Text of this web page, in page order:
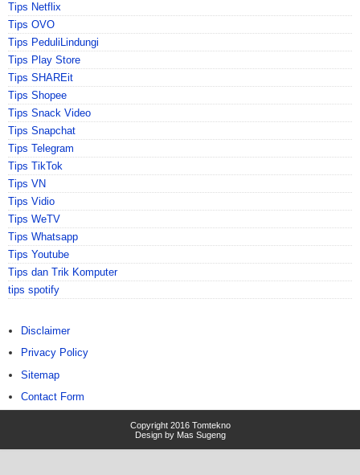
Tips Netflix
Tips OVO
Tips PeduliLindungi
Tips Play Store
Tips SHAREit
Tips Shopee
Tips Snack Video
Tips Snapchat
Tips Telegram
Tips TikTok
Tips VN
Tips Vidio
Tips WeTV
Tips Whatsapp
Tips Youtube
Tips dan Trik Komputer
tips spotify
Disclaimer
Privacy Policy
Sitemap
Contact Form
Copyright 2016 Tomtekno
Design by Mas Sugeng